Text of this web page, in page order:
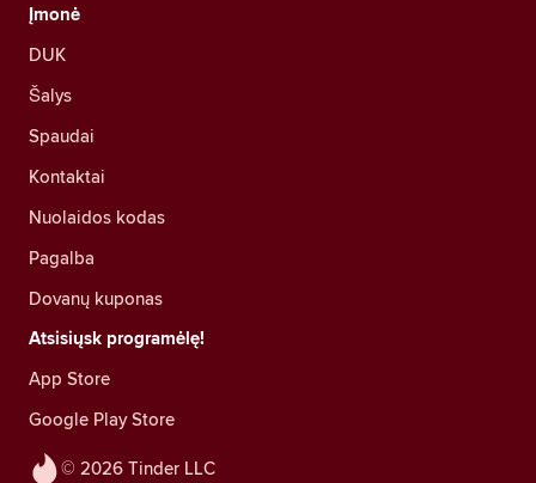
© 2026 Tinder LLC
Įmonė
DUK
Šalys
Spaudai
Kontaktai
Nuolaidos kodas
Pagalba
Dovanų kuponas
Atsisiųsk programėlę!
App Store
Google Play Store